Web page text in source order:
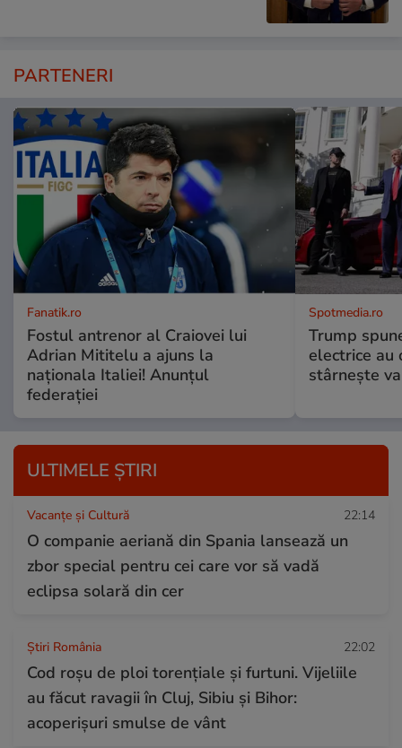
PARTENERI
Fanatik.ro
Fostul antrenor al Craiovei lui
Adrian Mititelu a ajuns la
naționala Italiei! Anunțul
federației
Spotmedia.ro
Trump
electrice au
stârnește
ULTIMELE ȘTIRI
Vacanțe și Cultură 22:14
O companie aeriană din Spania lansează un
zbor special pentru cei care vor să vadă
eclipsa solară din cer
Știri România 22:02
Cod roșu de ploi torențiale și furtuni. Vijeliile
au făcut ravagii în Cluj, Sibiu și Bihor:
acoperișuri smulse de vânt